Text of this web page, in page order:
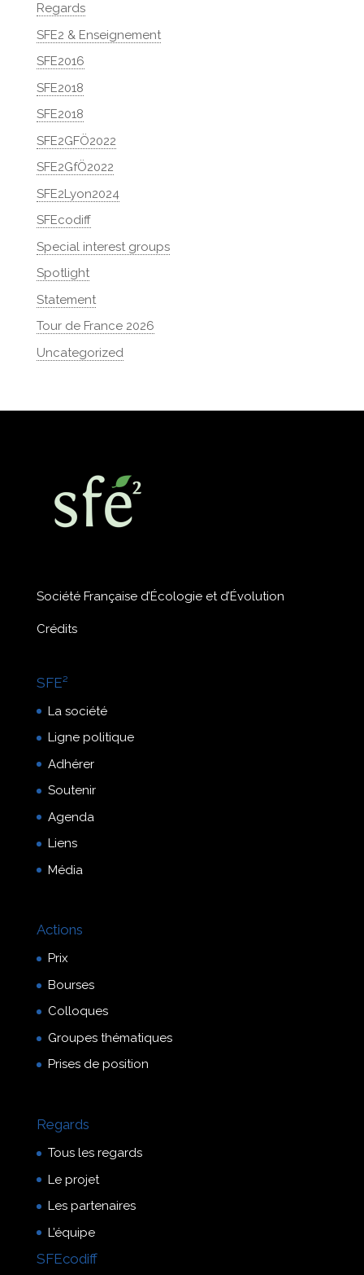
Regards
SFE2 & Enseignement
SFE2016
SFE2018
SFE2018
SFE2GFÖ2022
SFE2GfÖ2022
SFE2Lyon2024
SFEcodiff
Special interest groups
Spotlight
Statement
Tour de France 2026
Uncategorized
Société Française d’Écologie et d’Évolution
Crédits
SFE²
La société
Ligne politique
Adhérer
Soutenir
Agenda
Liens
Média
Actions
Prix
Bourses
Colloques
Groupes thématiques
Prises de position
Regards
Tous les regards
Le projet
Les partenaires
L’équipe
SFEcodiff